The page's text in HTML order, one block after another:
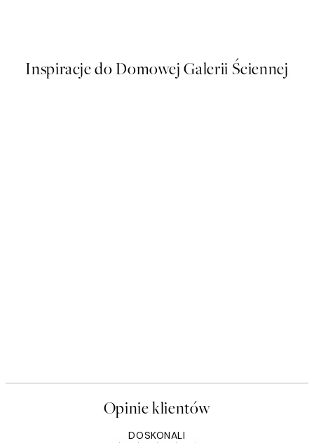
Inspiracje do Domowej Galerii Ściennej
Opinie klientów
DOSKONALI